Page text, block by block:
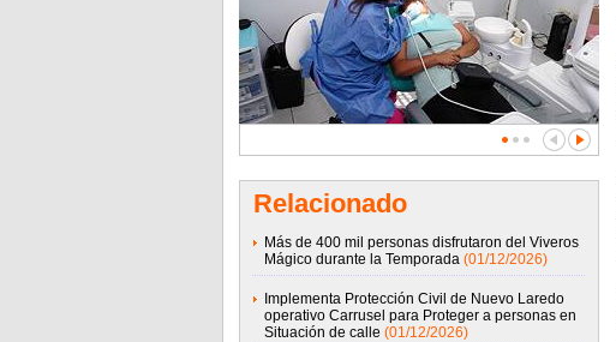
Relacionado
Más de 400 mil personas disfrutaron del Viveros
Mágico durante la Temporada (01/12/2026)
Implementa Protección Civil de Nuevo Laredo
operativo Carrusel para Proteger a personas en
Situación de calle (01/12/2026)